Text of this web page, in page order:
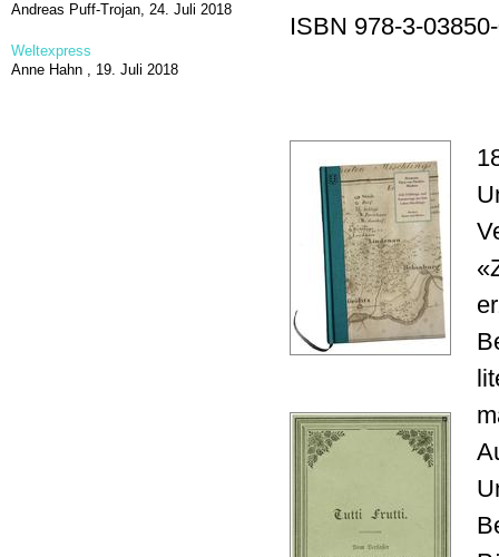
Andreas Puff-Trojan, 24. Juli 2018
Weltexpress
Anne Hahn , 19. Juli 2018
ISBN 978-3-